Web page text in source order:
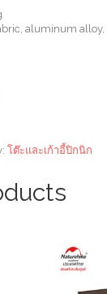
aluminum alloy,
โต๊ะและเก้าอี้ปิกนิก